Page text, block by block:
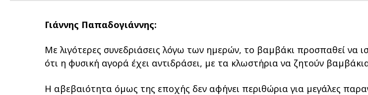
Γιάννης Παπαδογιάννης:
Με λιγότερες συνεδριάσεις λόγω των ηµερών, το βαµβάκι προσπαθεί να
ότι η φυσική αγορά έχει αντιδράσει, µε τα κλωστήρια να ζητούν
Η αβεβαιότητα όµως της εποχής δεν αφήνει περιθώρια για µεγάλες